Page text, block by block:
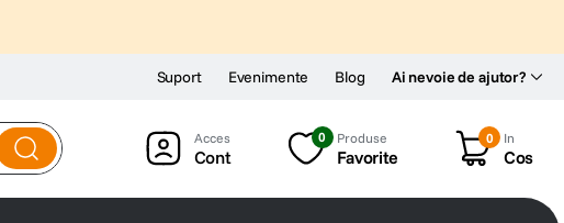
Ai nevoie de ajutor?
Suport Evenimente Blog
Cont
0 Produse
Favorite
0 In
Cos